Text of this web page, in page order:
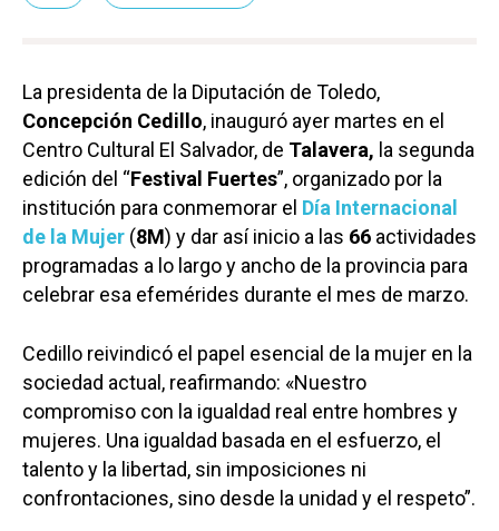
La presidenta de la Diputación de Toledo,
Concepción Cedillo, inauguró ayer martes en el
Centro Cultural El Salvador, de Talavera, la segunda
edición del “Festival Fuertes”, organizado por la
institución para conmemorar el Día Internacional
de la Mujer (8M) y dar así inicio a las 66 actividades
programadas a lo largo y ancho de la provincia para
celebrar esa efemérides durante el mes de marzo.
Cedillo reivindicó el papel esencial de la mujer en la
sociedad actual, reafirmando: «Nuestro
compromiso con la igualdad real entre hombres y
mujeres. Una igualdad basada en el esfuerzo, el
talento y la libertad, sin imposiciones ni
confrontaciones, sino desde la unidad y el respeto”.